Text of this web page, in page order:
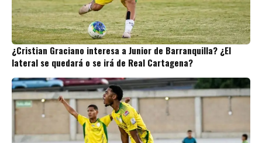
¿Cristian Graciano interesa a Junior de Barranquilla? ¿El
lateral se quedará o se irá de Real Cartagena?